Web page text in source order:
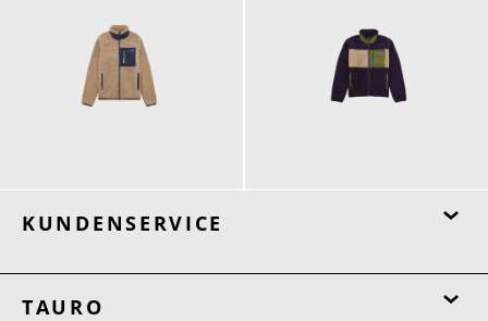
KUNDENSERVICE
TAURO